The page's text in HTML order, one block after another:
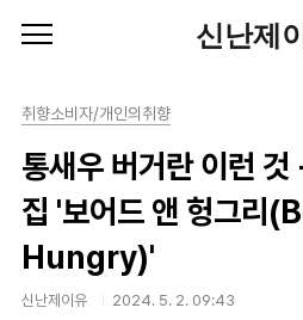
신난제
취향소비자/개인의취향
통새우 버거란 이런
집 '보어드 앤 헝그리
Hungry)'
신난제이유 2024. 5. 2. 09:43